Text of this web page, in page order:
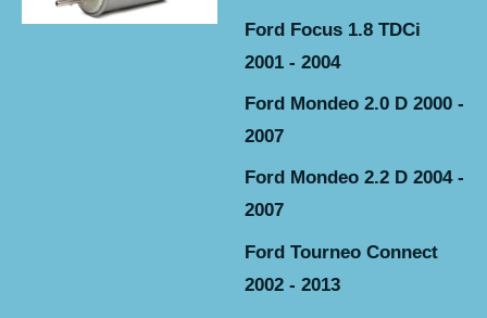
Ford Focus 1.8 TDCi
2001 - 2004
Ford Mondeo 2.0 D 2000 -
2007
Ford Mondeo 2.2 D 2004 -
2007
Ford Tourneo Connect
2002 - 2013